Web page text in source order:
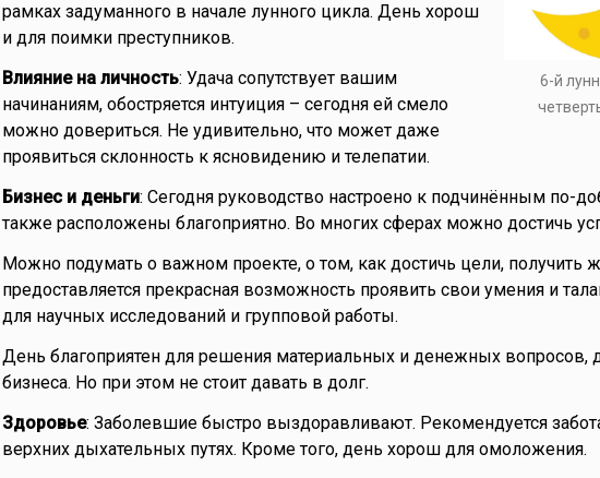
6-й
рамках задуманного в начале лунного цикла. День хорош
и для поимки преступников.
Влияние на личность: Удача сопутствует вашим
начинаниям, обостряется интуиция – сегодня ей смело
можно довериться. Не удивительно, что может даже
проявиться склонность к ясновидению и телепатии.
Бизнес и деньги: Сегодня руководство настроено к подчинённым по-
также расположены благоприятно. Во многих сферах можно достичь
Можно подумать о важном проекте, о том, как достичь цели, получить
предоставляется прекрасная возможность проявить свои умения и
для научных исследований и групповой работы.
День благоприятен для решения материальных и денежных вопросов,
бизнеса. Но при этом не стоит давать в долг.
Здоровье: Заболевшие быстро выздоравливают. Рекомендуется
верхних дыхательных путях. Кроме того, день хорош для омоложения.